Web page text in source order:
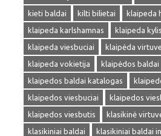
kieti baldai
kilti bilietai
klaipeda
klaipeda karlshamnas
klaipeda kylis
klaipeda viesbuciai
klaipėda
klaipeda vokietija
klaipėdos baldai
klaipedos baldai katalogas
klaipedos viesbuciai
klaipedos
klaipedos viesbutis
klasikinė
klasikiniai baldai
klasikiniai baldai